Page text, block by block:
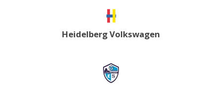
Heidelberg Volkswagen